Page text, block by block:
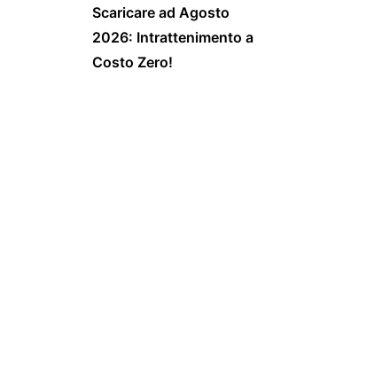
Scaricare ad Agosto
2026: Intrattenimento a
Costo Zero!